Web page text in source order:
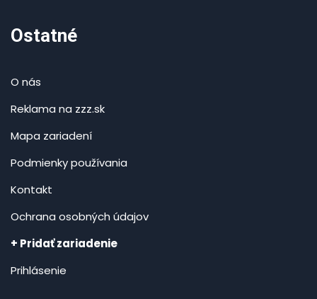
Ostatné
O nás
Reklama na zzz.sk
Mapa zariadení
Podmienky používania
Kontakt
Ochrana osobných údajov
+ Pridať zariadenie
Prihlásenie